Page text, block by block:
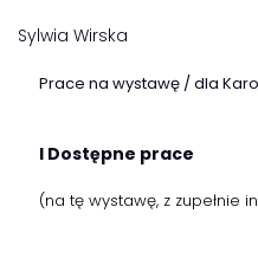
Sylwia Wirska
Prace na wystawę / dla
I Dostępne prace
(na tę wystawę, z zupełnie